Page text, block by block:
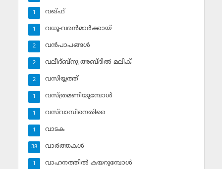
വഖ്ഫ്
1
വധൂ-വരന്‍മാര്‍ക്കായ്
1
വന്‍പാപങ്ങള്‍
2
വലീദ്ബ്‌നു അബ്ദില്‍ മലിക്‌
2
വസിയ്യത്ത്‌
2
വസ്ത്രമണിയുമ്പോള്‍
1
വസ്‌വാസിനെതിരെ
1
വാടക
1
വാര്‍ത്തകള്‍
38
വാഹനത്തില്‍ കയറുമ്പോള്‍
1